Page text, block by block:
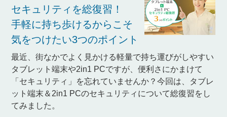
セキュリティを総復習！
手軽に持ち歩けるからこそ
気をつけたい3つのポイント
最近、街なかでよく見かける軽量で持ち運びがしやすい
タブレット端末や2in1 PCですが、便利さにかまけて
「セキュリティ」を忘れていませんか？今回は、タブレ
ット端末＆2in1 PCのセキュリティについて総復習をし
てみました。